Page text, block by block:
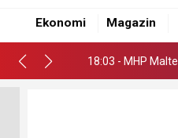
Ekonomi Magazin
18:05 - CHP
18:03 - MHP